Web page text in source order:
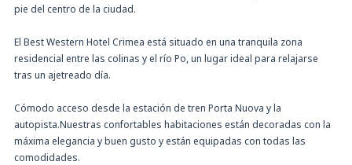
pie del centro de la ciudad.
El Best Western Hotel Crimea está situado en una tranquila zona
residencial entre las colinas y el río Po, un lugar ideal para relajarse
tras un ajetreado día.
Cómodo acceso desde la estación de tren Porta Nuova y la
autopista.Nuestras confortables habitaciones están decoradas con la
máxima elegancia y buen gusto y están equipadas con todas las
comodidades.